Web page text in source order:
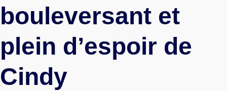
bouleversant et
plein d’espoir de
Cindy